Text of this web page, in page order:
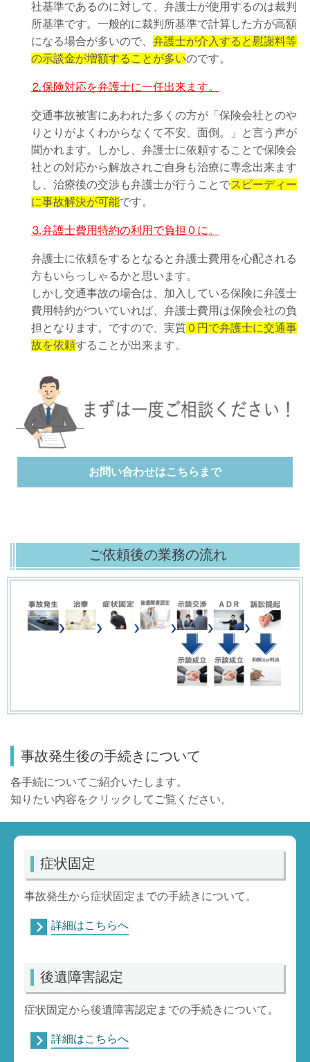
社基準であるのに対して、弁護士が使用するのは裁判
所基準です。一般的に裁判所基準で計算した方が高額
になる場合が多いので、 弁護士が介入すると慰謝料等
の示談金が増額することが多いのです。
⒉保険対応を弁護士に一任出来ます。
交通事故被害にあわれた多くの方が「保険会社とのや
りとりがよくわからなくて不安、面倒。」と言う声が
聞かれます。しかし、弁護士に依頼することで保険会
社との対応から解放されご自身も治療に専念出来ます
し、治療後の交渉も弁護士が行うことでスピーディー
に事故解決が可能です。
⒊弁護士費用特約の利用で負担０に。
弁護士に依頼をするとなると弁護士費用を心配される
方もいらっしゃるかと思います。
しかし交通事故の場合は、加入している保険に弁護士
費用特約がついていれば、弁護士費用は保険会社の負
担となります。ですので、実質０円で弁護士に交通事
故を依頼することが出来ます。
お問い合わせはこちらまで
ご依頼後の業務の流れ
事故発生後の手続きについて
各手続についてご紹介いたします。
知りたい内容をクリックしてご覧ください。
症状固定
事故発生から症状固定までの手続きについて。
詳細はこちらへ
後遺障害認定
症状固定から後遺障害認定までの手続きについて。
詳細はこちらへ